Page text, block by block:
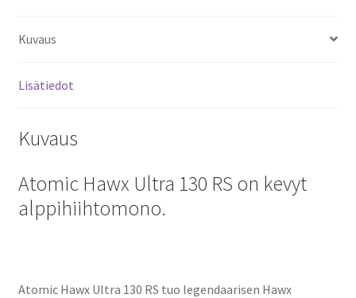
Kuvaus
Lisätiedot
Kuvaus
Atomic Hawx Ultra 130 RS on kevyt
alppihiihtomono.
Atomic Hawx Ultra 130 RS tuo legendaarisen Hawx